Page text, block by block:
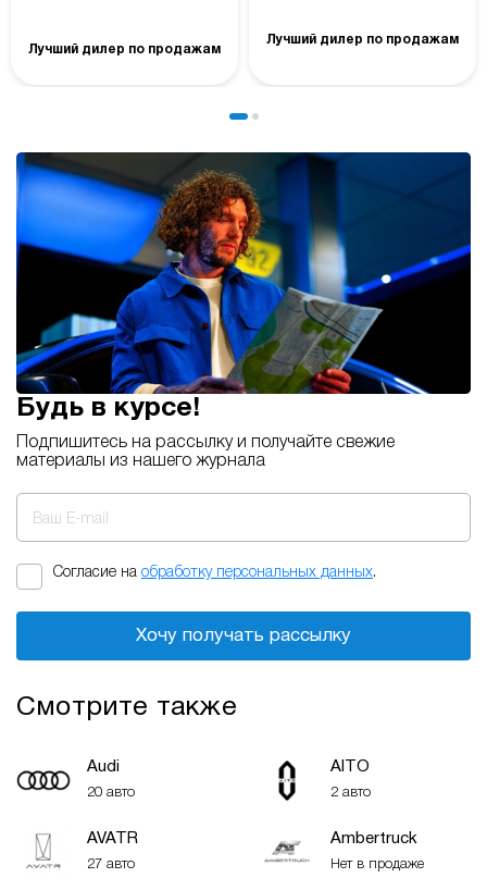
Лучший дилер по продажам
Лучший дилер по продажам
Будь в курсе!
Подпишитесь на рассылку и получайте свежие
материалы из нашего журнала
Ваш E-mail
Согласие на обработку персональных данных.
Хочу получать рассылку
Смотрите также
Audi
20 авто
AITO
2 авто
AVATR
27 авто
Ambertruck
Нет в продаже